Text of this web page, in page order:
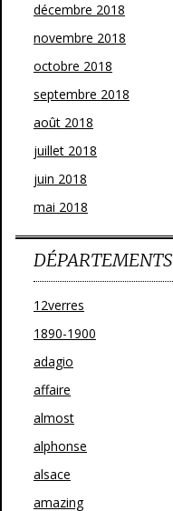
décembre 2018
novembre 2018
octobre 2018
septembre 2018
août 2018
juillet 2018
juin 2018
mai 2018
DÉPARTEMENTS
12verres
1890-1900
adagio
affaire
almost
alphonse
alsace
amazing